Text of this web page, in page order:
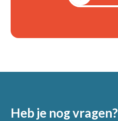
Heb je nog vragen?